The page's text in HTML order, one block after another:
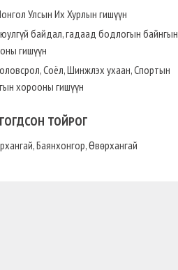
Улсын Их Хурлын гишүүн
байдал, гадаад бодлогын байнгын
гишүүн
Соёл, Шинжлэх ухаан, Спортын
хорооны гишүүн
ТОЙРОГ
Баянхонгор, Өвөрхангай